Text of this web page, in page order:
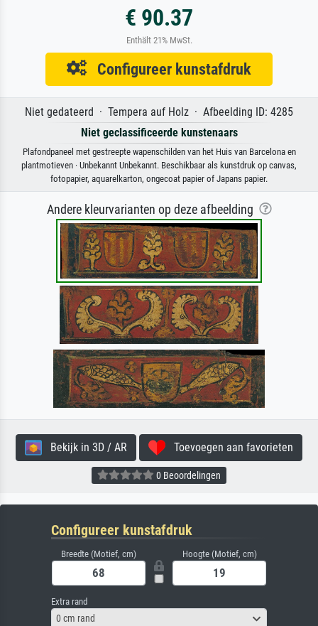
€ 90.37
Enthält 21% MwSt.
Configureer kunstafdruk
Niet gedateerd · Tempera auf Holz · Afbeelding ID: 4285
Niet geclassificeerde kunstenaars
Plafondpaneel met gestreepte wapenschilden van het Huis van Barcelona en
plantmotieven · Unbekannt Unbekannt. Beschikbaar als kunstdruk op canvas,
fotopapier, aquarelkarton, ongecoat papier of Japans papier.
Andere kleurvarianten op deze afbeelding
Bekijk in 3D / AR Toevoegen aan favorieten
0 Beoordelingen
Configureer kunstafdruk
Breedte (Motief, cm) Hoogte (Motief, cm)
Extra rand
0 cm rand